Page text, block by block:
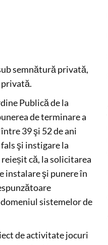
semnătură privată,
privată.
Publică de la
de terminare a
39 şi 52 de ani
şi instigare la
că, la solicitarea
instalare şi punere în
sistemelor de
de activitate jocuri